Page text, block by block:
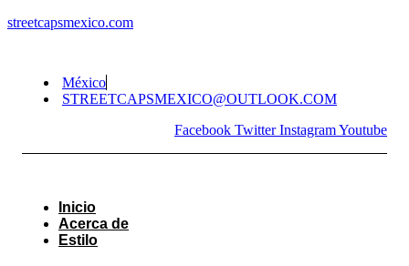
streetcapsmexico.com
México
STREETCAPSMEXICO@OUTLOOK.COM​
Facebook Twitter InstagramYoutube
Inicio
Acerca de
Estilo